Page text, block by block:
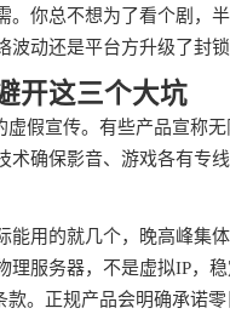
你总不想为了看个剧，
动还是平台方升级了封
开这三个大坑
假宣传。有些产品宣称
确保影音、游戏各有专
能用的就几个，晚高峰集
理服务器，不是虚拟IP，
。正规产品会明确承诺零